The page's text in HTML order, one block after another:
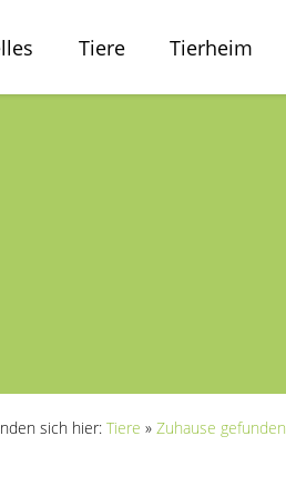
Tiere Tierheim
sich hier: Tiere » Zuhause gefunden